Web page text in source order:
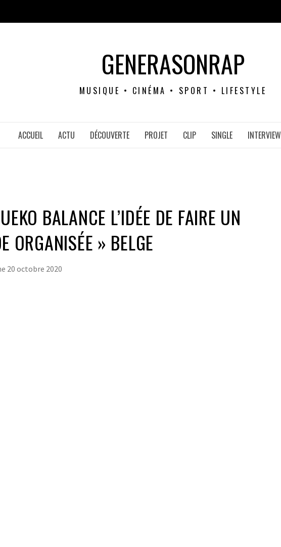
GENERASONRAP
MUSIQUE • CINÉMA • SPORT • LIFESTYLE
ACCUEIL ACTU DÉCOUVERTE PROJET CLIP SINGLE INTERVIEW
BALANCE L’IDÉE DE FAIRE UN
ORGANISÉE » BELGE
20 octobre 2020